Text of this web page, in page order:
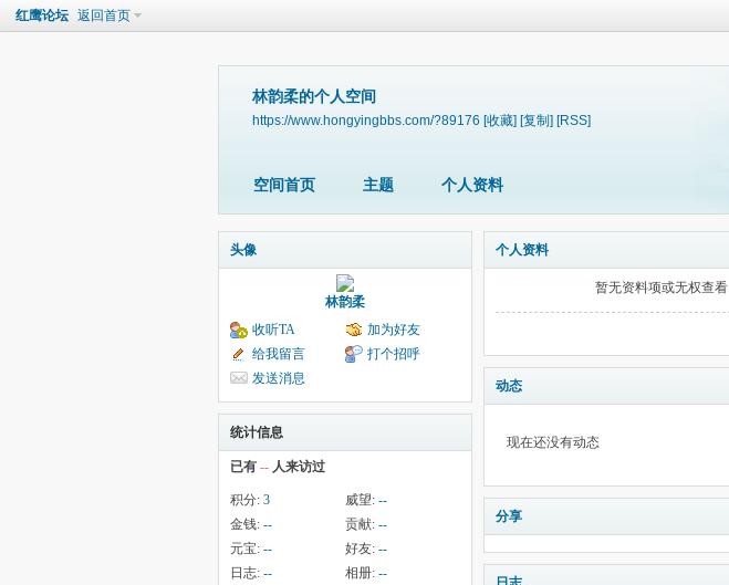
红鹰论坛 返回首页
林韵柔的个人空间
https://www.hongyingbbs.com/?89176 [收藏] [复制] [RSS]
空间首页 主题 个人资料
头像
林韵柔
收听TA
加为好友
给我留言
打个招呼
发送消息
统计信息
已有 -- 人来访过
积分: 3 威望: --
金钱: -- 贡献: --
元宝: -- 好友: --
日志: -- 相册: --
个人资料
暂无资料项或无权查看
动态
现在还没有动态
分享